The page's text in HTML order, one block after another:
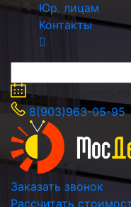
Юр. лицам
Контакты
24 / 7,
8(903)963-05-95
Заказать звонок
Рассчитать